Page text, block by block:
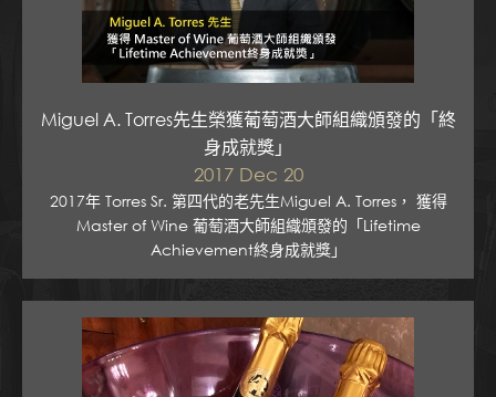
Miguel A. Torres先生榮獲葡萄酒大師組織頒發的「終
身成就獎」
2017 Dec 20
2017年 Torres Sr. 第四代的老先生Miguel A. Torres， 獲得
Master of Wine 葡萄酒大師組織頒發的「Lifetime
Achievement終身成就獎」